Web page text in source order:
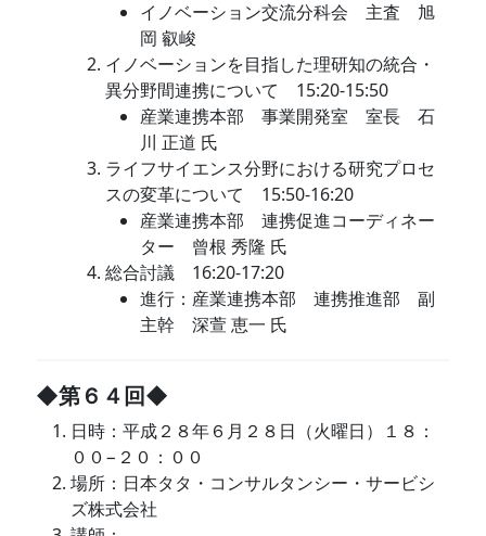
イノベーション交流分科会 主査 旭
岡 叡峻
イノベーションを目指した理研知の統合・
異分野間連携について 15:20-15:50
産業連携本部 事業開発室 室長 石
川 正道 氏
ライフサイエンス分野における研究プロセ
スの変革について 15:50-16:20
産業連携本部 連携促進コーディネー
ター 曾根 秀隆 氏
総合討議 16:20-17:20
進行：産業連携本部 連携推進部 副
主幹 深萱 恵一 氏
◆第６４回◆
日時：平成２８年６月２８日（火曜日）１８：
００−２０：００
場所：日本タタ・コンサルタンシー・サービシ
ズ株式会社